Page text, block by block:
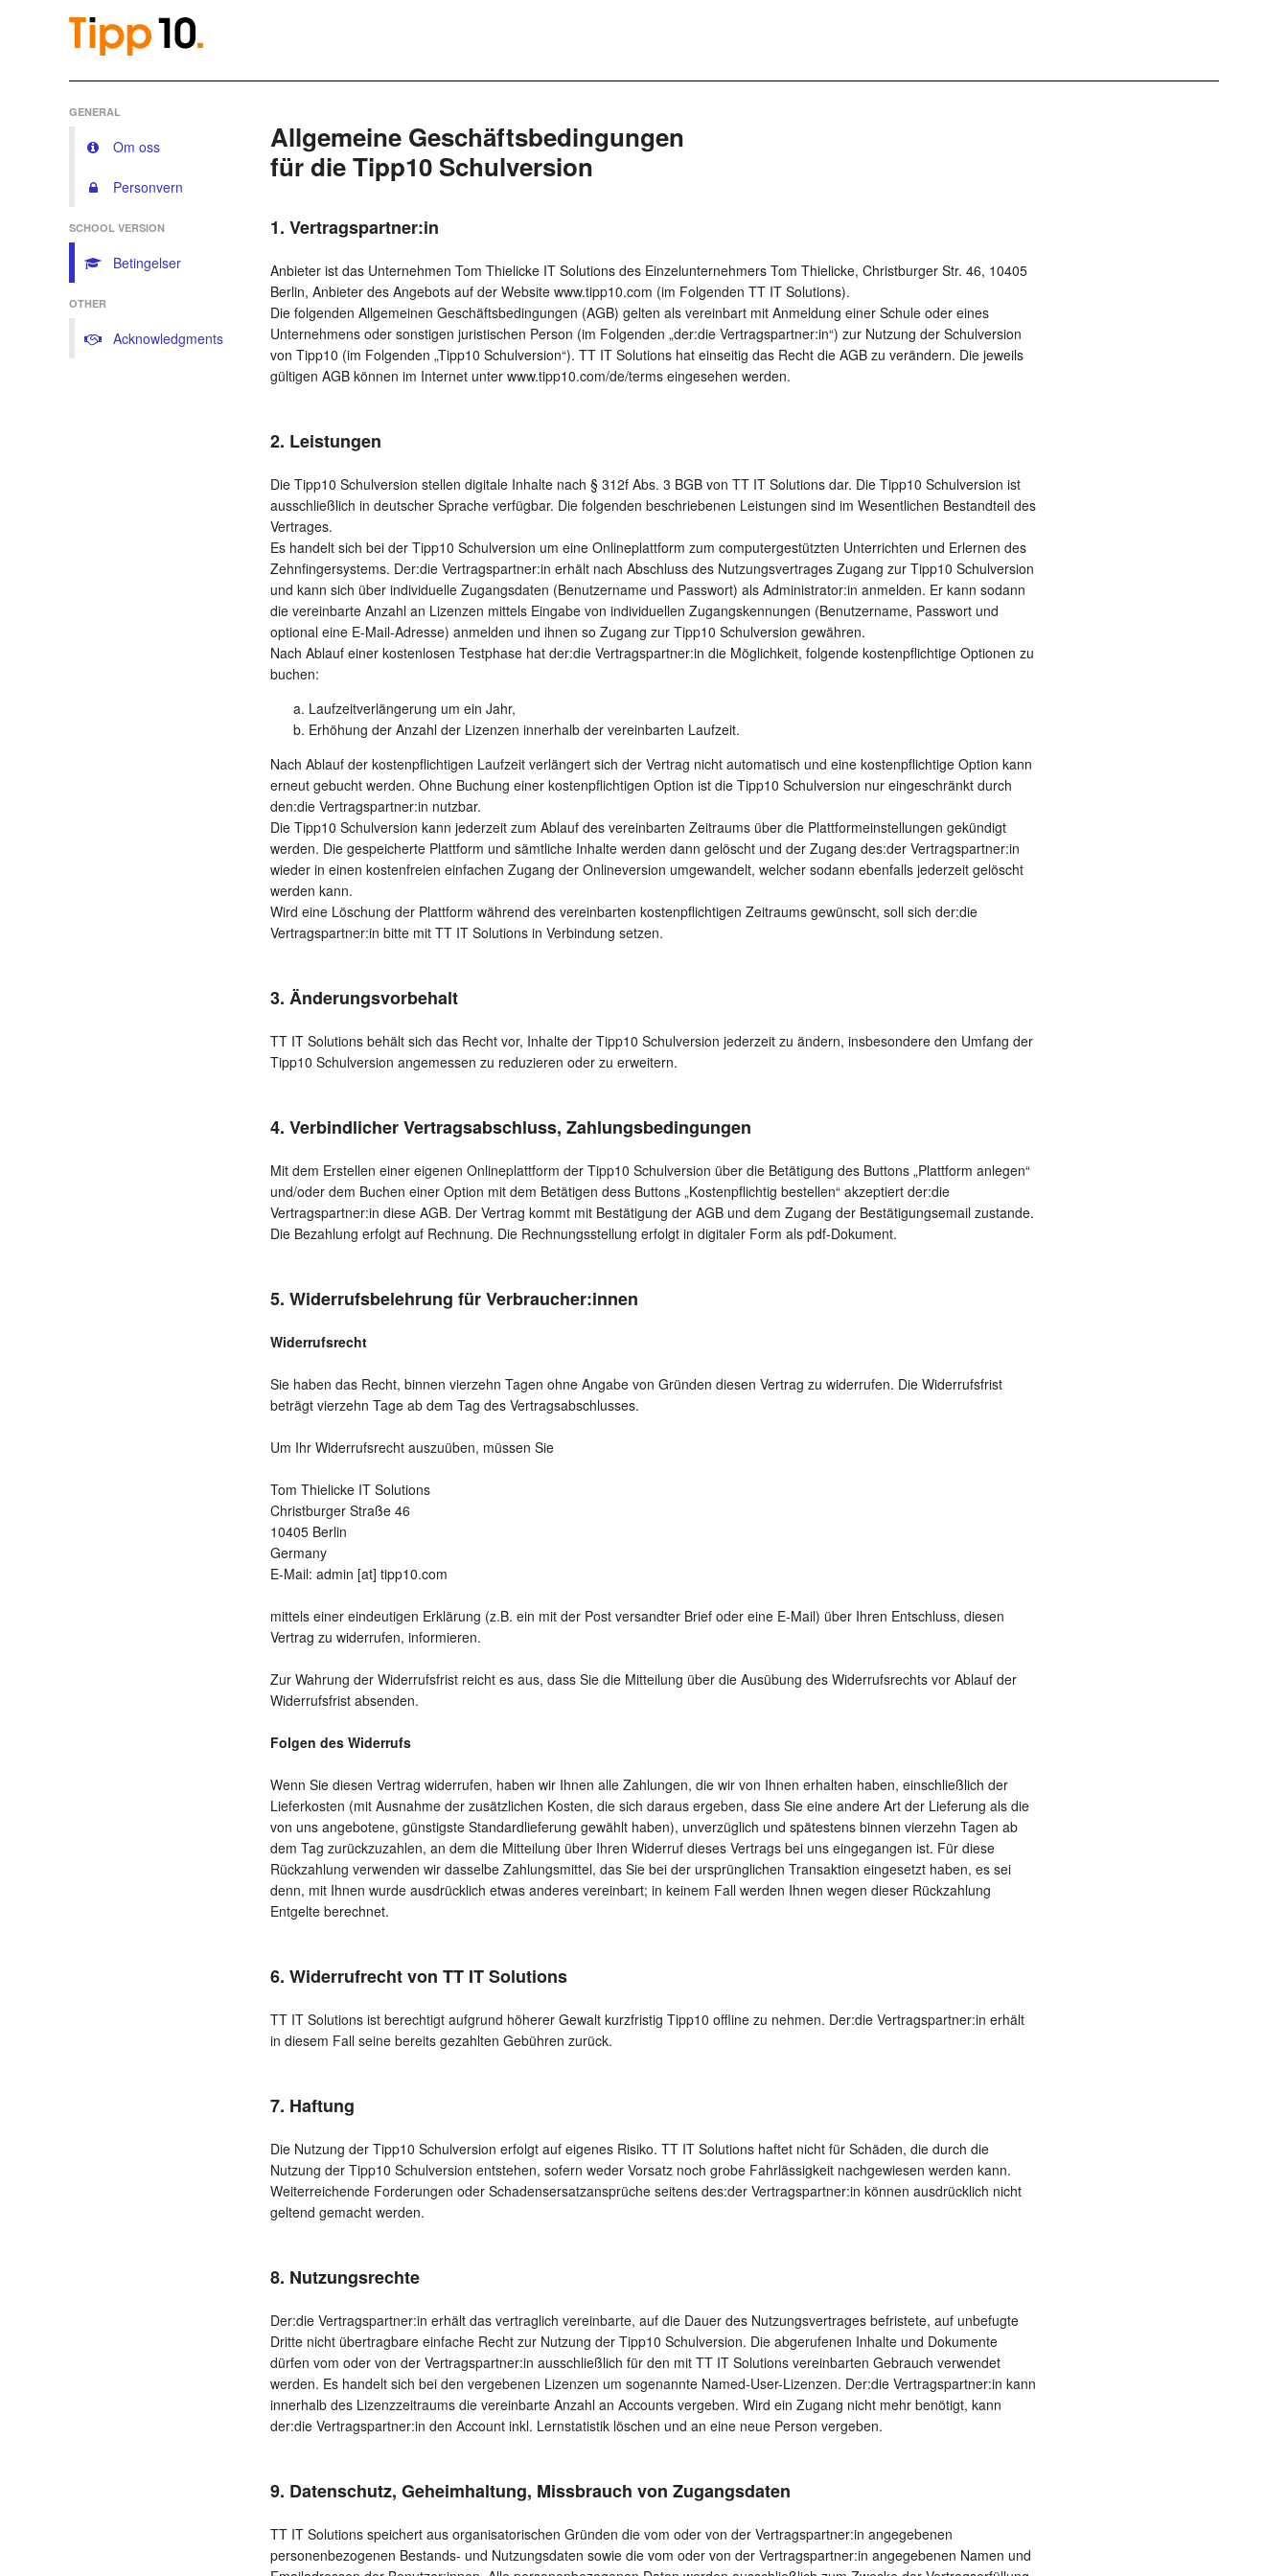
GENERAL
Om oss
Personvern
SCHOOL VERSION
Betingelser
OTHER
Acknowledgments
Allgemeine Geschäftsbedingungen
für die Tipp10 Schulversion
1. Vertragspartner:in
Anbieter ist das Unternehmen Tom Thielicke IT Solutions des Einzelunternehmers Tom Thielicke, Christburger Str. 46, 10405
Berlin, Anbieter des Angebots auf der Website www.tipp10.com (im Folgenden TT IT Solutions).
Die folgenden Allgemeinen Geschäftsbedingungen (AGB) gelten als vereinbart mit Anmeldung einer Schule oder eines
Unternehmens oder sonstigen juristischen Person (im Folgenden „der:die Vertragspartner:in“) zur Nutzung der Schulversion
von Tipp10 (im Folgenden „Tipp10 Schulversion“). TT IT Solutions hat einseitig das Recht die AGB zu verändern. Die jeweils
gültigen AGB können im Internet unter www.tipp10.com/de/terms eingesehen werden.
2. Leistungen
Die Tipp10 Schulversion stellen digitale Inhalte nach § 312f Abs. 3 BGB von TT IT Solutions dar. Die Tipp10 Schulversion ist
ausschließlich in deutscher Sprache verfügbar. Die folgenden beschriebenen Leistungen sind im Wesentlichen Bestandteil des
Vertrages.
Es handelt sich bei der Tipp10 Schulversion um eine Onlineplattform zum computergestützten Unterrichten und Erlernen des
Zehnfingersystems. Der:die Vertragspartner:in erhält nach Abschluss des Nutzungsvertrages Zugang zur Tipp10 Schulversion
und kann sich über individuelle Zugangsdaten (Benutzername und Passwort) als Administrator:in anmelden. Er kann sodann
die vereinbarte Anzahl an Lizenzen mittels Eingabe von individuellen Zugangskennungen (Benutzername, Passwort und
optional eine E-Mail-Adresse) anmelden und ihnen so Zugang zur Tipp10 Schulversion gewähren.
Nach Ablauf einer kostenlosen Testphase hat der:die Vertragspartner:in die Möglichkeit, folgende kostenpflichtige Optionen zu
buchen:
Laufzeitverlängerung um ein Jahr,
Erhöhung der Anzahl der Lizenzen innerhalb der vereinbarten Laufzeit.
Nach Ablauf der kostenpflichtigen Laufzeit verlängert sich der Vertrag nicht automatisch und eine kostenpflichtige Option kann
erneut gebucht werden. Ohne Buchung einer kostenpflichtigen Option ist die Tipp10 Schulversion nur eingeschränkt durch
den:die Vertragspartner:in nutzbar.
Die Tipp10 Schulversion kann jederzeit zum Ablauf des vereinbarten Zeitraums über die Plattformeinstellungen gekündigt
werden. Die gespeicherte Plattform und sämtliche Inhalte werden dann gelöscht und der Zugang des:der Vertragspartner:in
wieder in einen kostenfreien einfachen Zugang der Onlineversion umgewandelt, welcher sodann ebenfalls jederzeit gelöscht
werden kann.
Wird eine Löschung der Plattform während des vereinbarten kostenpflichtigen Zeitraums gewünscht, soll sich der:die
Vertragspartner:in bitte mit TT IT Solutions in Verbindung setzen.
3. Änderungsvorbehalt
TT IT Solutions behält sich das Recht vor, Inhalte der Tipp10 Schulversion jederzeit zu ändern, insbesondere den Umfang der
Tipp10 Schulversion angemessen zu reduzieren oder zu erweitern.
4. Verbindlicher Vertragsabschluss, Zahlungsbedingungen
Mit dem Erstellen einer eigenen Onlineplattform der Tipp10 Schulversion über die Betätigung des Buttons „Plattform anlegen“
und/oder dem Buchen einer Option mit dem Betätigen dess Buttons „Kostenpflichtig bestellen“ akzeptiert der:die
Vertragspartner:in diese AGB. Der Vertrag kommt mit Bestätigung der AGB und dem Zugang der Bestätigungsemail zustande.
Die Bezahlung erfolgt auf Rechnung. Die Rechnungsstellung erfolgt in digitaler Form als pdf-Dokument.
5. Widerrufsbelehrung für Verbraucher:innen
Widerrufsrecht
Sie haben das Recht, binnen vierzehn Tagen ohne Angabe von Gründen diesen Vertrag zu widerrufen. Die Widerrufsfrist
beträgt vierzehn Tage ab dem Tag des Vertragsabschlusses.
Um Ihr Widerrufsrecht auszuüben, müssen Sie
Tom Thielicke IT Solutions
Christburger Straße 46
10405 Berlin
Germany
E-Mail: admin [at] tipp10.com
mittels einer eindeutigen Erklärung (z.B. ein mit der Post versandter Brief oder eine E-Mail) über Ihren Entschluss, diesen
Vertrag zu widerrufen, informieren.
Zur Wahrung der Widerrufsfrist reicht es aus, dass Sie die Mitteilung über die Ausübung des Widerrufsrechts vor Ablauf der
Widerrufsfrist absenden.
Folgen des Widerrufs
Wenn Sie diesen Vertrag widerrufen, haben wir Ihnen alle Zahlungen, die wir von Ihnen erhalten haben, einschließlich der
Lieferkosten (mit Ausnahme der zusätzlichen Kosten, die sich daraus ergeben, dass Sie eine andere Art der Lieferung als die
von uns angebotene, günstigste Standardlieferung gewählt haben), unverzüglich und spätestens binnen vierzehn Tagen ab
dem Tag zurückzuzahlen, an dem die Mitteilung über Ihren Widerruf dieses Vertrags bei uns eingegangen ist. Für diese
Rückzahlung verwenden wir dasselbe Zahlungsmittel, das Sie bei der ursprünglichen Transaktion eingesetzt haben, es sei
denn, mit Ihnen wurde ausdrücklich etwas anderes vereinbart; in keinem Fall werden Ihnen wegen dieser Rückzahlung
Entgelte berechnet.
6. Widerrufrecht von TT IT Solutions
TT IT Solutions ist berechtigt aufgrund höherer Gewalt kurzfristig Tipp10 offline zu nehmen. Der:die Vertragspartner:in erhält
in diesem Fall seine bereits gezahlten Gebühren zurück.
7. Haftung
Die Nutzung der Tipp10 Schulversion erfolgt auf eigenes Risiko. TT IT Solutions haftet nicht für Schäden, die durch die
Nutzung der Tipp10 Schulversion entstehen, sofern weder Vorsatz noch grobe Fahrlässigkeit nachgewiesen werden kann.
Weiterreichende Forderungen oder Schadensersatzansprüche seitens des:der Vertragspartner:in können ausdrücklich nicht
geltend gemacht werden.
8. Nutzungsrechte
Der:die Vertragspartner:in erhält das vertraglich vereinbarte, auf die Dauer des Nutzungsvertrages befristete, auf unbefugte
Dritte nicht übertragbare einfache Recht zur Nutzung der Tipp10 Schulversion. Die abgerufenen Inhalte und Dokumente
dürfen vom oder von der Vertragspartner:in ausschließlich für den mit TT IT Solutions vereinbarten Gebrauch verwendet
werden. Es handelt sich bei den vergebenen Lizenzen um sogenannte Named-User-Lizenzen. Der:die Vertragspartner:in kann
innerhalb des Lizenzzeitraums die vereinbarte Anzahl an Accounts vergeben. Wird ein Zugang nicht mehr benötigt, kann
der:die Vertragspartner:in den Account inkl. Lernstatistik löschen und an eine neue Person vergeben.
9. Datenschutz, Geheimhaltung, Missbrauch von Zugangsdaten
TT IT Solutions speichert aus organisatorischen Gründen die vom oder von der Vertragspartner:in angegebenen
personenbezogenen Bestands- und Nutzungsdaten sowie die vom oder von der Vertragspartner:in angegebenen Namen und